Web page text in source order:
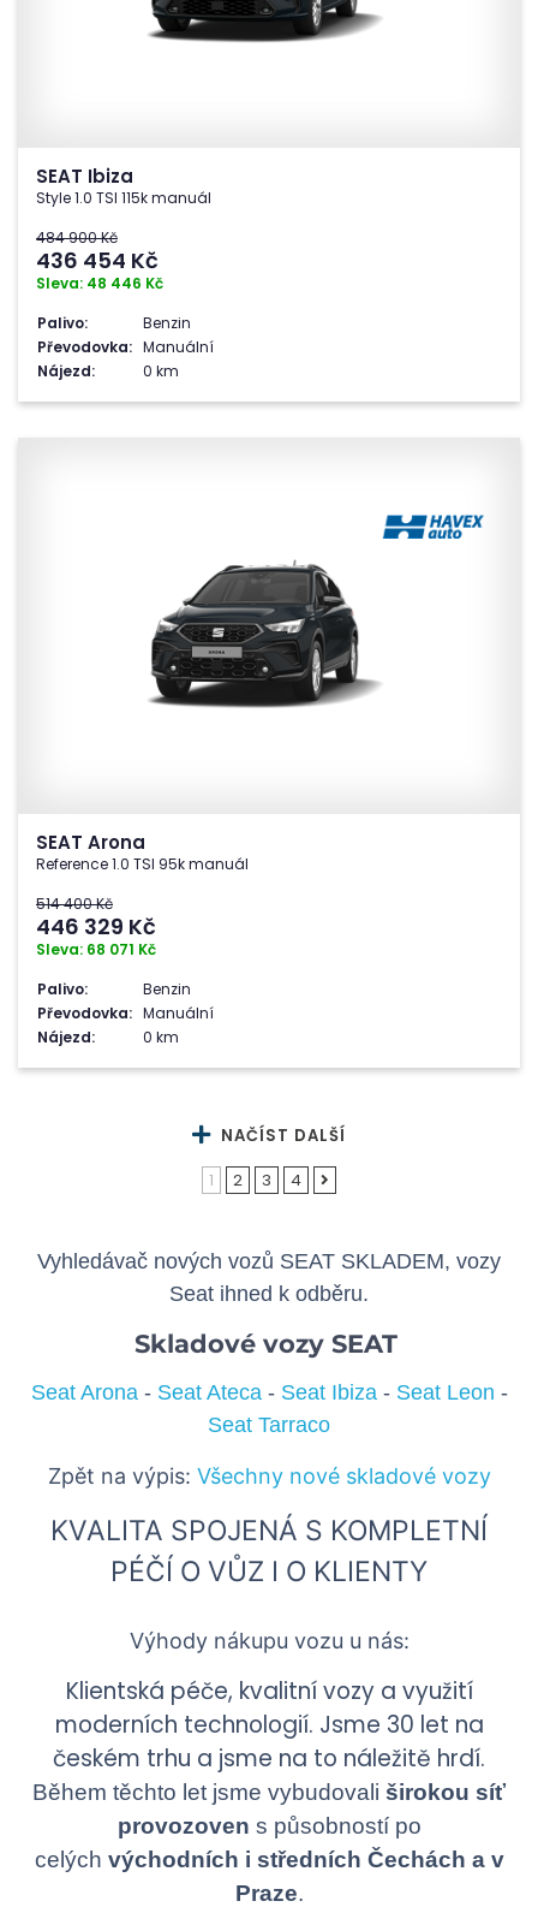
SEAT Ibiza
Style 1.0 TSI 115k manuál
484 900 Kč
436 454 Kč
Sleva: 48 446 Kč
Palivo:
Benzin
Převodovka: Manuální
Nájezd:
0 km
SEAT Arona
Reference 1.0 TSI 95k manuál
514 400 Kč
446 329 Kč
Sleva: 68 071 Kč
Palivo:
Benzin
Převodovka: Manuální
Nájezd:
0 km
NAČÍST DALŠÍ
1
2 3 4
Vyhledávač nových vozů SEAT SKLADEM, vozy
Seat ihned k odběru.
Skladové vozy SEAT
Seat Arona- Seat Ateca- Seat Ibiza- Seat Leon -
Seat Tarraco
Zpět na výpis: Všechny nové skladové vozy
KVALITA SPOJENÁ S KOMPLETNÍ
PÉČÍ O VŮZ I O KLIENTY
Výhody nákupu vozu u nás:
Klientská péče, kvalitní vozy a využití
moderních technologií. Jsme 30 let na
českém trhu a jsme na to náležitě hrdí.
Během těchto let jsme vybudovali širokou síť
provozoven s působností po
celých východních i středních Čechách a v
Praze.